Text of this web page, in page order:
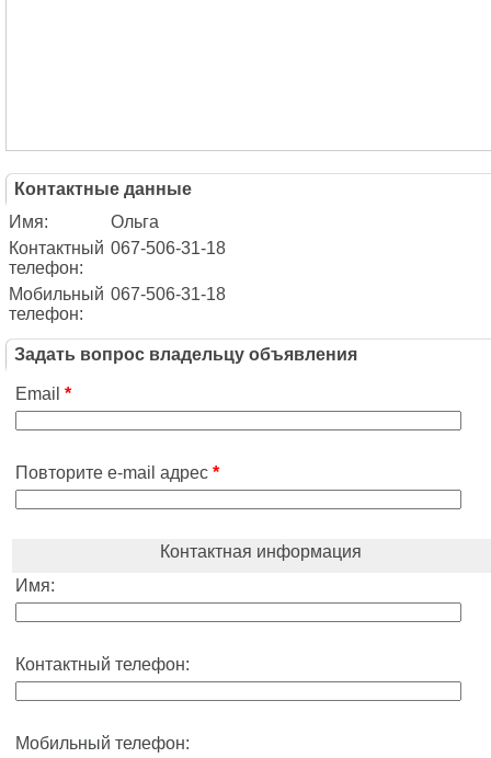
Контактные данные
Имя:
Ольга
Контактный
телефон:
067-506-31-18
Мобильный
телефон:
067-506-31-18
Задать вопрос владельцу объявления
Email *
Повторите e-mail адрес *
Контактная информация
Имя:
Контактный телефон:
Мобильный телефон: